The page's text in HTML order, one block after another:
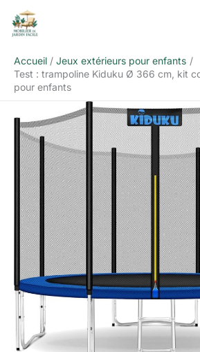
Accueil
Jeux extérieurs pour enfants
Test : trampoline Kiduku Ø 366 cm, kit
pour enfants
Rechercher